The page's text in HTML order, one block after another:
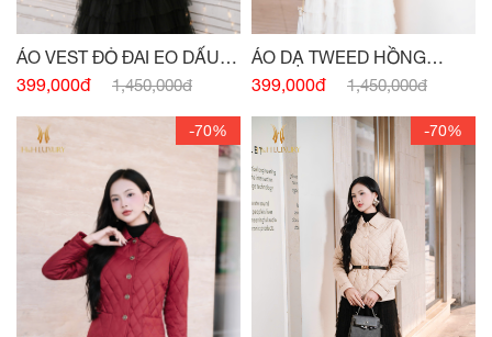
ÁO VEST ĐỎ ĐAI EO DẤU
KHUY
399,000đ 1,450,000đ
ÁO DẠ TWEED HỒNG
FUCHSIA
399,000đ 1,450,000đ
-70% -70%